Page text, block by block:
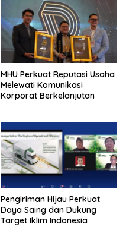
MHU Perkuat Reputasi Usaha
Melewati Komunikasi
Korporat Berkelanjutan
Pengiriman Hijau Perkuat
Daya Saing dan Dukung
Target Iklim Indonesia